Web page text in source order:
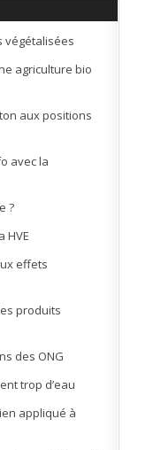
végétalisées
agriculture bio
aux positions
avec la
?
HVE
effets
produits
des ONG
trop d’eau
appliqué à